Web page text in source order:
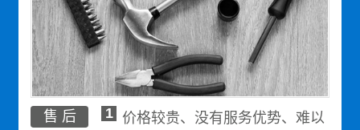
售 后 1 价格较贵、没有服务优势、难以